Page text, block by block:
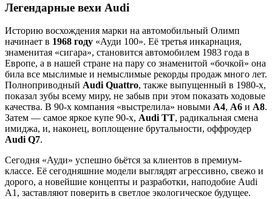
Легендарные вехи Audi
Историю восхождения марки на автомобильный Олимп
начинает в 1968 году «Ауди 100». Её третья инкарнация,
знаменитая «сигара», становится автомобилем 1983 года в
Европе, а в нашей стране на пару со знаменитой «бочкой» она
била все мыслимые и немыслимые рекорды продаж много лет.
Полноприводный Audi Quattro, также выпущенный в 1980-х,
показал зубы всему миру, не забыв при этом показать ходовые
качества. В 90-х компания «выстрелила» новыми A4, A6 и A8.
Затем — самое яркое купе 90-х, Audi TT, радикальная смена
имиджа, и, наконец, воплощение брутальности, оффроудер
Audi Q7.
Сегодня «Ауди» успешно бьётся за клиентов в премиум-
классе. Её сегодняшние модели выглядят агрессивно, свежо и
дорого, а новейшие концепты и разработки, наподобие Audi
A1, заставляют поверить в светлое экологическое будущее.